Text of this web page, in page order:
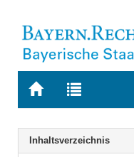
Zur
BAYERN.RECHT
Zur
letzten
Suche
Navigation
Inhaltsverzeichnis